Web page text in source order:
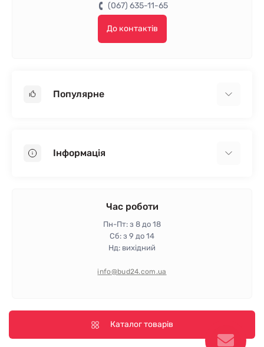
(067) 635-11-65
До контактів
Популярне
Пінопласт
Інформація
Гарантія та повернення
Політика конфіденційності
Час роботи
Пн-Пт: з 8 до 18
Сб: з 9 до 14
Нд: вихідний
info@bud24.com.ua
Каталог товарів